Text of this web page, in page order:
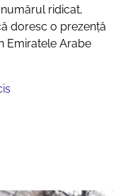
ridicat,
doresc o prezență
Emiratele Arabe